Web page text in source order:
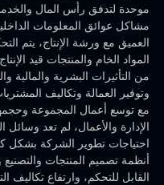
موحدة لتدفق رأس المال
مشاكل عوائق المعلومات
العميق مع ورشة الإنتاج، يتم
المواد الخام والمنتجات قيد
من التأثيرات البشرية
وتوفير العمالة وتكاليف
مع توسع أعمال المجموعة
الإدارة والأعمال، لم تعد وسائل
احتياجات تطوير الشركة
أنظمة تصميم المنتجات والتصنيع
القابل للتحكم، وارتفاع تكاليف